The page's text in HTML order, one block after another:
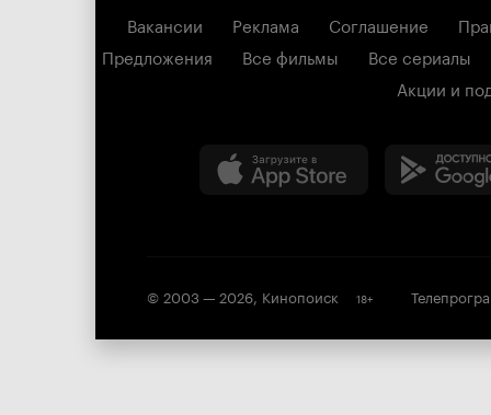
Вакансии Реклама Соглашение
Предложения
Все фильмы
Все сериалы
Акции и
© 2003 — 2026, Кинопоиск 18+